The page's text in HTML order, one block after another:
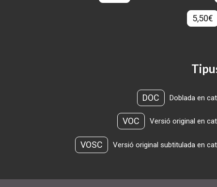
5,50€
DOC Doblada en
VOC Versió original en
VOSC Versió original subtitulada en